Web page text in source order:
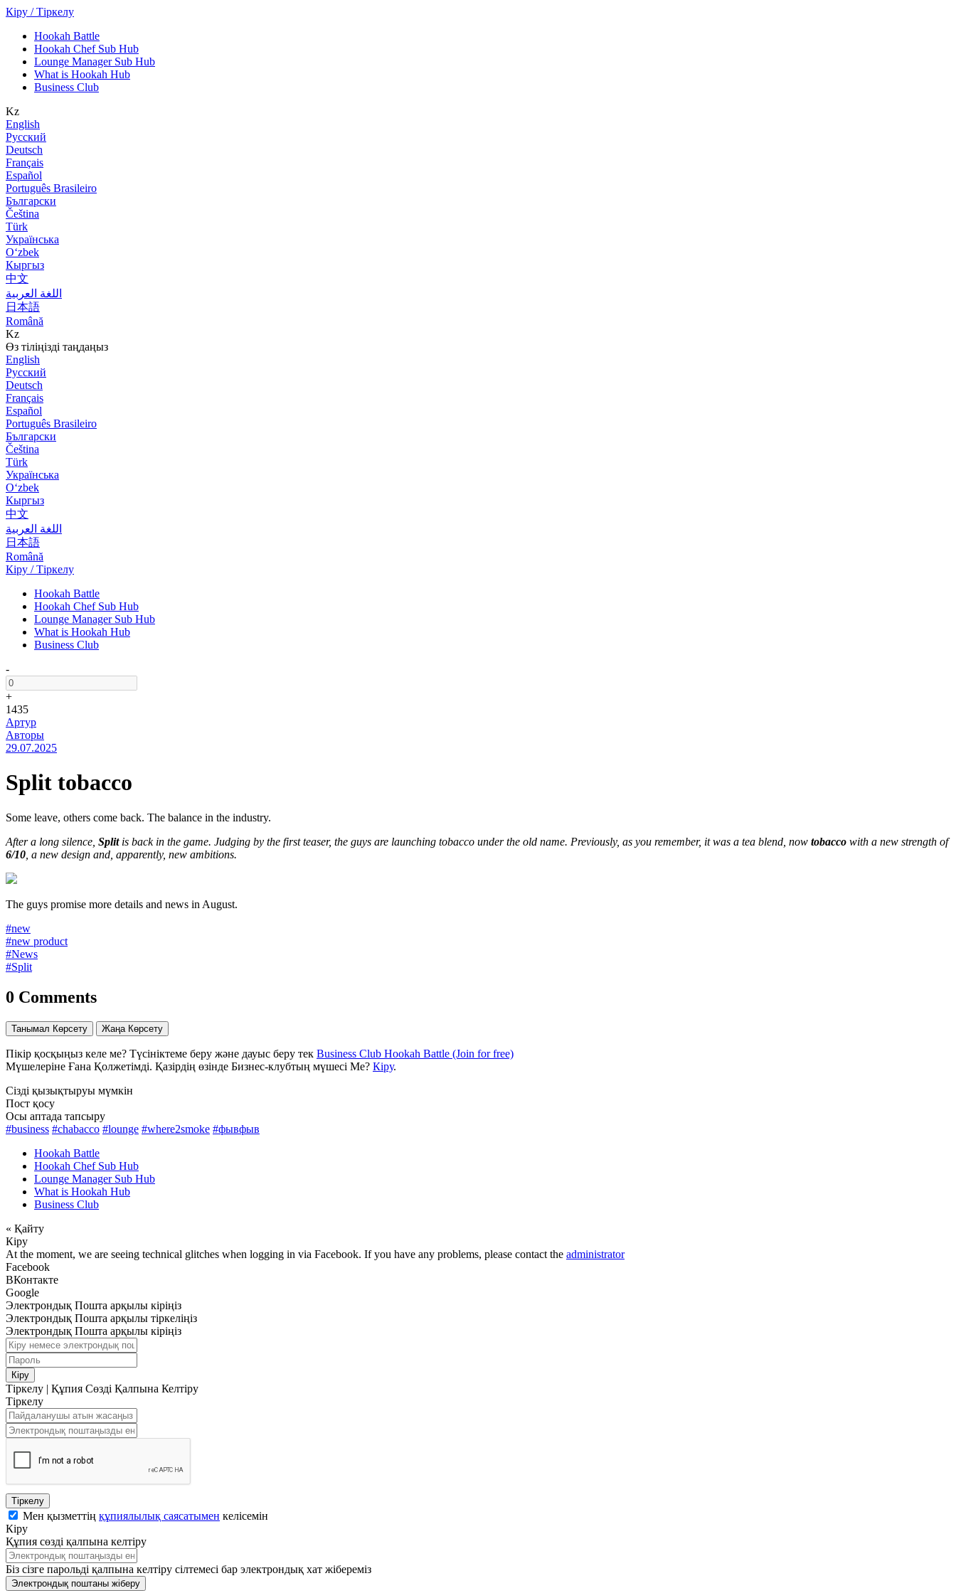
Кіру / Тіркелу
Hookah Battle
Hookah Chef Sub Hub
Lounge Manager Sub Hub
What is Hookah Hub
Business Club
Kz
English
Русский
Deutsch
Français
Español
Português Brasileiro
Български
Čeština
Türk
Українська
Оʻzbek
Кыргыз
中文
اللغة العربية
日本語
Română
Kz
Өз тіліңізді таңдаңыз
English
Русский
Deutsch
Français
Español
Português Brasileiro
Български
Čeština
Türk
Українська
Оʻzbek
Кыргыз
中文
اللغة العربية
日本語
Română
Кіру / Тіркелу
Hookah Battle
Hookah Chef Sub Hub
Lounge Manager Sub Hub
What is Hookah Hub
Business Club
-
+
1435
Артур
Авторы
29.07.2025
Split tobacco
Some leave, others come back. The balance in the industry.
After a long silence, Splitis back in the game. Judging by the first teaser, the guys are launching tobacco under the old name. Previously, as you remember, it was a tea blend, now tobacco with a new strength of
6/10 , a new design and, apparently, new ambitions.
The guys promise more details and news in August.
#new
#new product
#News
#Split
0 Comments
Танымал Көрсету Жаңа Көрсету
Пікір қосқыңыз келе ме? Түсініктеме беру және дауыс беру тек Business Club Hookah Battle (Join for free)
Мүшелеріне Ғана Қолжетімді. Қазірдің өзінде Бизнес-клубтың мүшесі Ме? Кіру.
Сізді қызықтыруы мүмкін
Пост қосу
Осы аптада тапсыру
#business #chabacco #lounge #where2smoke #фывфыв
Hookah Battle
Hookah Chef Sub Hub
Lounge Manager Sub Hub
What is Hookah Hub
Business Club
« Қайту
Кіру
At the moment, we are seeing technical glitches when logging in via Facebook. If you have any problems, please contact the administrator
Facebook
ВКонтакте
Google
Электрондық Пошта арқылы кіріңіз
Электрондық Пошта арқылы тіркеліңіз
Электрондық Пошта арқылы кіріңіз
Кіру
Тіркелу | Құпия Сөзді Қалпына Келтіру
Тіркелу
Тіркелу
Мен қызметтің құпиялылық саясатымен келісемін
Кіру
Құпия сөзді қалпына келтіру
Біз сізге парольді қалпына келтіру сілтемесі бар электрондық хат жібереміз
Электрондық поштаны жіберу